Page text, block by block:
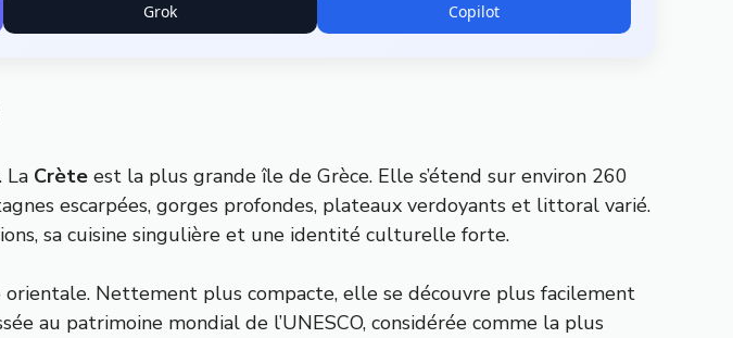
Grok Copilot
La Crète est la plus grande île de Grèce. Elle s’étend sur environ 260
escarpées, gorges profondes, plateaux verdoyants et littoral varié.
sa cuisine singulière et une identité culturelle forte.
orientale. Nettement plus compacte, elle se découvre plus facilement
au patrimoine mondial de l’UNESCO, considérée comme la plus